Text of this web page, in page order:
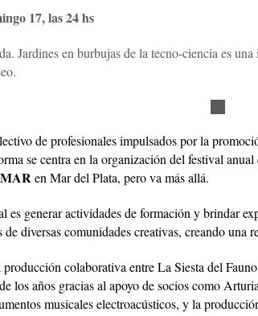
17, las 24 hs
Jardines en burbujas de la tecno-ciencia es
de profesionales impulsados por la
se centra en la organización del festival anual
en Mar del Plata, pero va más allá.
es generar actividades de formación y brindar
de diversas comunidades creativas, creando una
producción colaborativa entre La Siesta del
los años gracias al apoyo de socios como
musicales electroacústicos, y la